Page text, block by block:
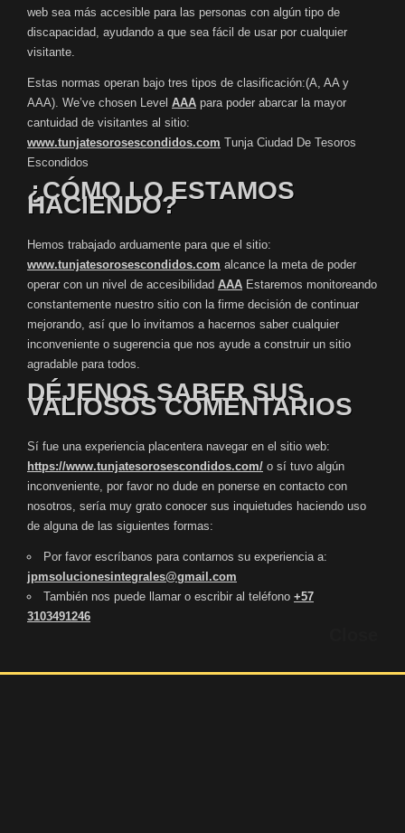
web sea más accesible para las personas con algún tipo de
discapacidad, ayudando a que sea fácil de usar por cualquier
visitante.
Estas normas operan bajo tres tipos de clasificación:(A, AA y
AAA). We’ve chosen Level AAA para poder abarcar la mayor
cantuidad de visitantes al sitio:
www.tunjatesorosescondidos.com Tunja Ciudad De Tesoros
Escondidos
¿CÓMO LO ESTAMOS
HACIENDO?
Hemos trabajado arduamente para que el sitio:
www.tunjatesorosescondidos.com alcance la meta de poder
operar con un nivel de accesibilidad AAA Estaremos monitoreando
constantemente nuestro sitio con la firme decisión de continuar
mejorando, así que lo invitamos a hacernos saber cualquier
inconveniente o sugerencia que nos ayude a construir un sitio
agradable para todos.
DÉJENOS SABER SUS
VALIOSOS COMENTARIOS
Sí fue una experiencia placentera navegar en el sitio web:
https://www.tunjatesorosescondidos.com/ o sí tuvo algún
inconveniente, por favor no dude en ponerse en contacto con
nosotros, sería muy grato conocer sus inquietudes haciendo uso
de alguna de las siguientes formas:
Por favor escríbanos para contarnos su experiencia a:
jpmsolucionesintegrales@gmail.com
También nos puede llamar o escribir al teléfono +57
3103491246